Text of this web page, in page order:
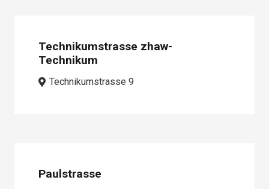
Technikumstrasse zhaw-
Technikum
Technikumstrasse 9
Paulstrasse